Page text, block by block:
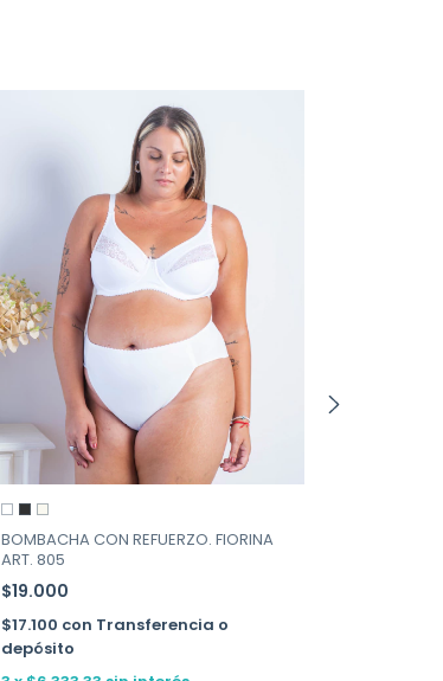
BOMBACHA CON REFUERZO. FIORINA
ART. 805
$19.000
$17.100 con Transferencia o
depósito